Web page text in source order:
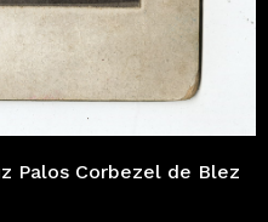
Palos Corbezel de Blez